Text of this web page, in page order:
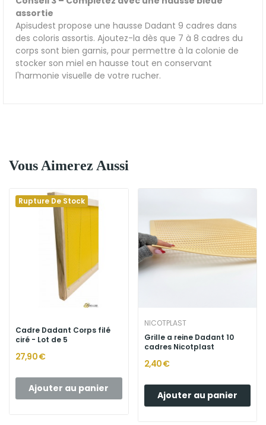
assortie
Apisudest propose une hausse Dadant 9 cadres dans
des coloris assortis. Ajoutez-la dès que 7 à 8 cadres du
corps sont bien garnis, pour permettre à la colonie de
stocker son miel en hausse tout en conservant
l'harmonie visuelle de votre rucher.
Vous Aimerez Aussi
Rupture De Stock
Cadre Dadant Corps filé
ciré - Lot de 5
27,90 €
Ajouter au panier
NICOTPLAST
Grille a reine Dadant 10
cadres Nicotplast
2,40 €
Ajouter au panier